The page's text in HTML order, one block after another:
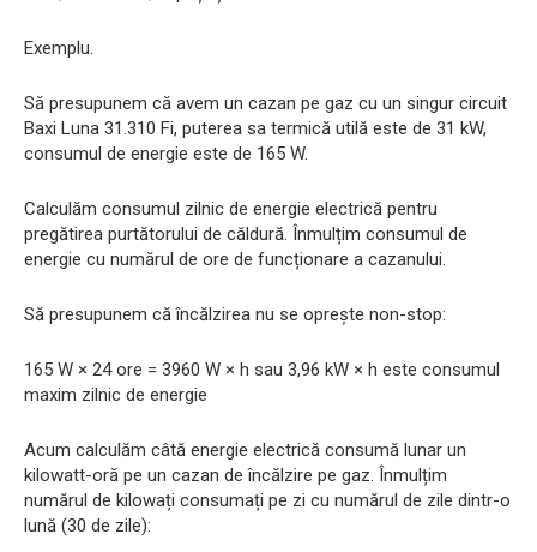
Exemplu.
Să presupunem că avem un cazan pe gaz cu un singur circuit
Baxi Luna 31.310 Fi, puterea sa termică utilă este de 31 kW,
consumul de energie este de 165 W.
Calculăm consumul zilnic de energie electrică pentru
pregătirea purtătorului de căldură. Înmulțim consumul de
energie cu numărul de ore de funcționare a cazanului.
Să presupunem că încălzirea nu se oprește non-stop:
165 W × 24 ore = 3960 W × h sau 3,96 kW × h este consumul
maxim zilnic de energie
Acum calculăm câtă energie electrică consumă lunar un
kilowatt-oră pe un cazan de încălzire pe gaz. Înmulțim
numărul de kilowați consumați pe zi cu numărul de zile dintr-o
lună (30 de zile):